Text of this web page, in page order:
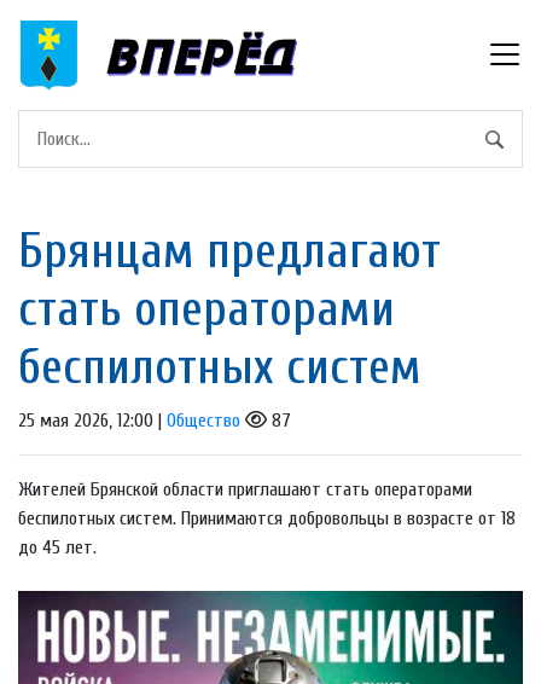
Брянцам предлагают
стать оперaторами
бeспилотных систeм
25 мая 2026, 12:00 | Общество 87
Жителей Брянской области приглашают стать операторами
беспилотных систем. Принимаются добровольцы в возрасте от 18
до 45 лет.